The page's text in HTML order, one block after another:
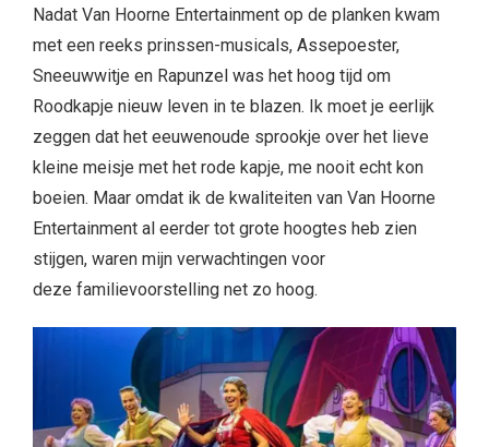
Nadat Van Hoorne Entertainment op de planken kwam
met een reeks prinssen-musicals, Assepoester,
Sneeuwwitje en Rapunzel was het hoog tijd om
Roodkapje nieuw leven in te blazen. Ik moet je eerlijk
zeggen dat het eeuwenoude sprookje over het lieve
kleine meisje met het rode kapje, me nooit echt kon
boeien. Maar omdat ik de kwaliteiten van Van Hoorne
Entertainment al eerder tot grote hoogtes heb zien
stijgen, waren mijn verwachtingen voor
deze familievoorstelling net zo hoog.